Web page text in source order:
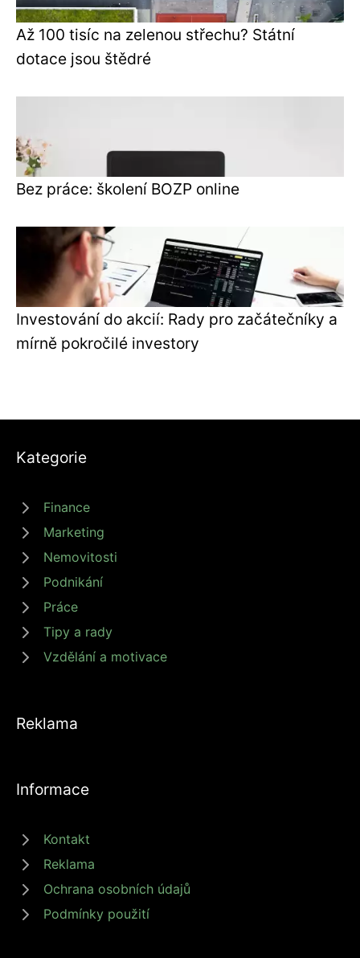
Až 100 tisíc na zelenou střechu? Státní
dotace jsou štědré
Bez práce: školení BOZP online
Investování do akcií: Rady pro začátečníky a
mírně pokročilé investory
Kategorie
Finance
Marketing
Nemovitosti
Podnikání
Práce
Tipy a rady
Vzdělání a motivace
Reklama
Informace
Kontakt
Reklama
Ochrana osobních údajů
Podmínky použití